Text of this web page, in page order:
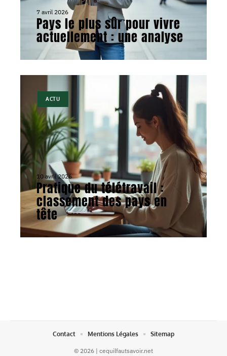
7 avril 2026
Pays le plus sûr pour vivre
actuellement : une analyse
ACTU
10 avril 2026
Pratique du télétravail :
classement des pays en
tête
© 2026 | cequilfautsavoir.net
Contact Mentions Légales Sitemap